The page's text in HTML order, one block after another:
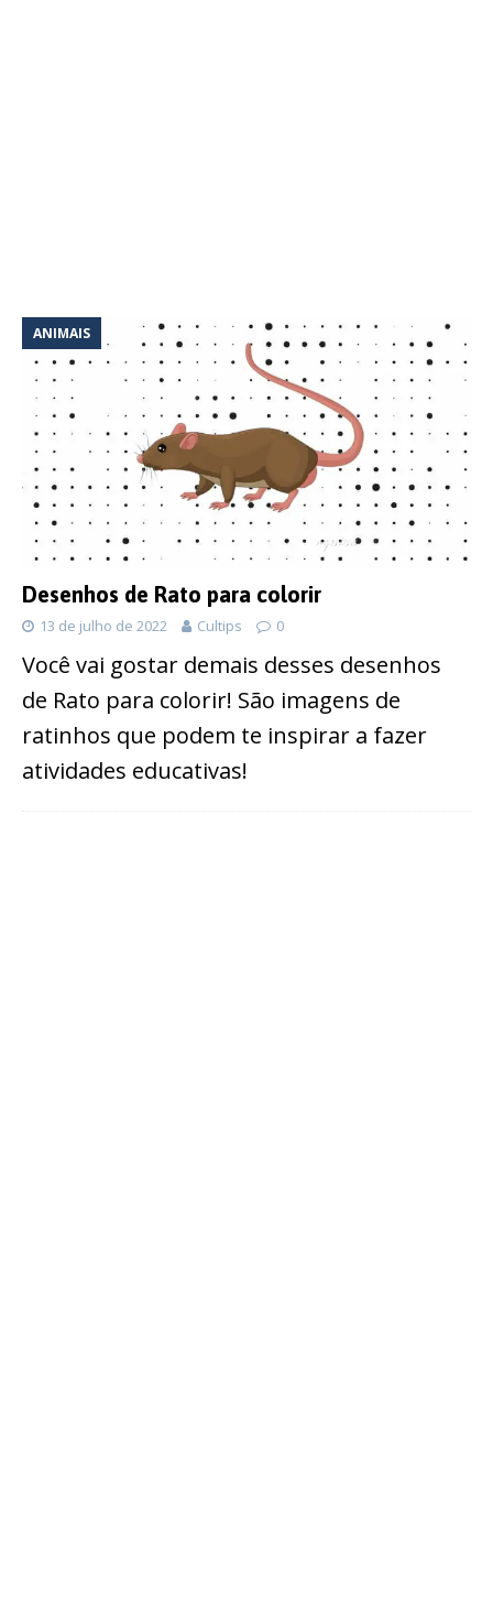
ANIMAIS
Desenhos de Rato para colorir
13 de julho de 2022 Cultips 0
Você vai gostar demais desses desenhos
de Rato para colorir! São imagens de
ratinhos que podem te inspirar a fazer
atividades educativas!